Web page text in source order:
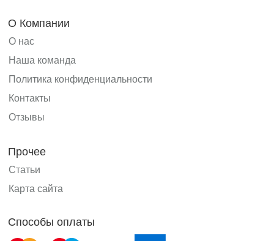
О Компании
О нас
Наша команда
Политика конфиденциальности
Контакты
Отзывы
Прочее
Статьи
Карта сайта
Способы оплаты